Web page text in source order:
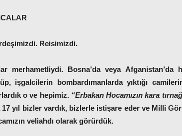
Reisimizdi.
merhametliydi. Bosna’da veya Afganistan’da
işgalcilerin bombardımanlarda yıktığı
o ve hepimiz. “Erbakan Hocamızın kara
yıl bizler vardık, bizlerle istişare eder ve Milli
veliahdı olarak görürdük.